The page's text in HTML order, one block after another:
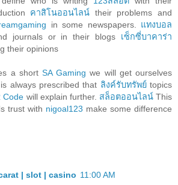
คาสิโนออนไลน์ their problems and
in some newspapers. แทงบอล
journals or in their blogs เซ็กซี่บาคาร่า
their opinions
a short SA Gaming we will get ourselves
always prescribed that ลิงค์รับทรัพย์topics
Code will explain further. สล็อตออนไลน์This
trust with nigoal123 make some difference
| slot | casino 11:00 AM